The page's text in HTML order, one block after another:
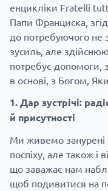
енцикліки Fratelli
Папи Франциска,
до потребуючого не
зусиль, але
потребує допомоги,
в основі, з Богом,
1. Дар зустрічі:
й присутності
Ми живемо занурені
поспіху, але також і
що заважає нам
щоб подивитися на